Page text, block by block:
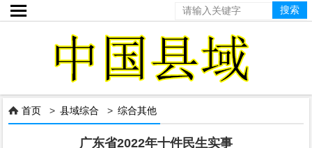

 首页 >县域综合 >综合其他
广东省2022年十件民生实事